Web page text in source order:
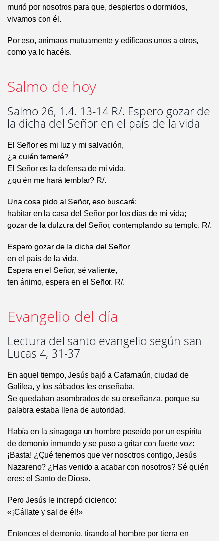
murió por nosotros para que, despiertos o dormidos,
vivamos con él.
Por eso, animaos mutuamente y edificaos unos a otros,
como ya lo hacéis.
Salmo de hoy
Salmo 26, 1.4. 13-14 R/. Espero gozar de
la dicha del Señor en el país de la vida
El Señor es mi luz y mi salvación,
¿a quién temeré?
El Señor es la defensa de mi vida,
¿quién me hará temblar? R/.
Una cosa pido al Señor, eso buscaré:
habitar en la casa del Señor por los días de mi vida;
gozar de la dulzura del Señor, contemplando su templo. R/.
Espero gozar de la dicha del Señor
en el país de la vida.
Espera en el Señor, sé valiente,
ten ánimo, espera en el Señor. R/.
Evangelio del día
Lectura del santo evangelio según san
Lucas 4, 31-37
En aquel tiempo, Jesús bajó a Cafarnaún, ciudad de
Galilea, y los sábados les enseñaba.
Se quedaban asombrados de su enseñanza, porque su
palabra estaba llena de autoridad.
Había en la sinagoga un hombre poseído por un espíritu
de demonio inmundo y se puso a gritar con fuerte voz:
¡Basta! ¿Qué tenemos que ver nosotros contigo, Jesús
Nazareno? ¿Has venido a acabar con nosotros? Sé quién
eres: el Santo de Dios».
Pero Jesús le increpó diciendo:
«¡Cállate y sal de él!»
Entonces el demonio, tirando al hombre por tierra en